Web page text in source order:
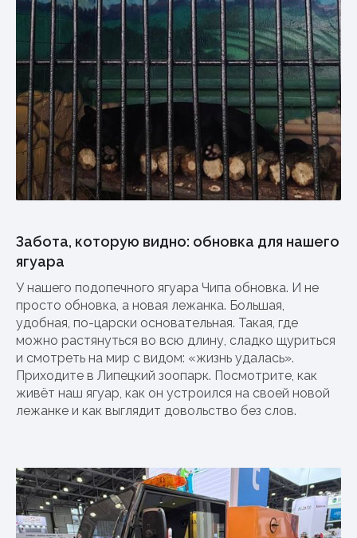
Забота, которую видно: обновка для нашего
ягуара
У нашего подопечного ягуара Чипа обновка. И не
просто обновка, а новая лежанка. Большая,
удобная, по-царски основательная. Такая, где
можно растянуться во всю длину, сладко щуриться
и смотреть на мир с видом: «жизнь удалась».
Приходите в Липецкий зоопарк. Посмотрите, как
живёт наш ягуар, как он устроился на своей новой
лежанке и как выглядит довольство без слов.